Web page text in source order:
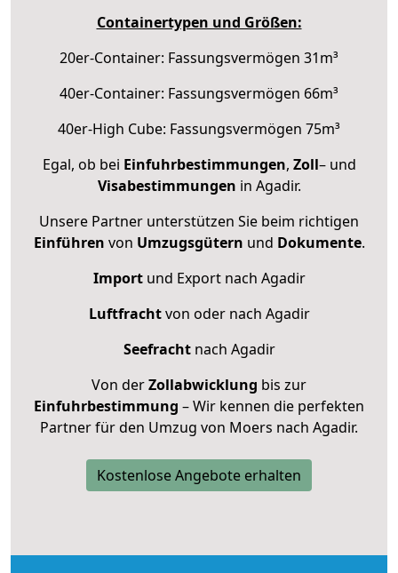
Containertypen und Größen:
20er-Container: Fassungsvermögen 31m³
40er-Container: Fassungsvermögen 66m³
40er-High Cube: Fassungsvermögen 75m³
Egal, ob bei Einfuhrbestimmungen, Zoll– und
Visabestimmungen in Agadir.
Unsere Partner unterstützen Sie beim richtigen
Einführen von Umzugsgütern und Dokumente.
Importund Export nach Agadir
Luftfrachtvon oder nach Agadir
Seefrachtnach Agadir
Von derZollabwicklung bis zur
Einfuhrbestimmung – Wir kennen die perfekten
Partner für den Umzug von Moers nach Agadir.
Kostenlose Angebote erhalten